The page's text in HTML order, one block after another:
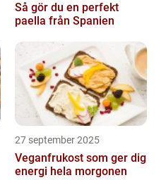
Så gör du en perfekt
paella från Spanien
27 september 2025
Veganfrukost som ger dig
energi hela morgonen